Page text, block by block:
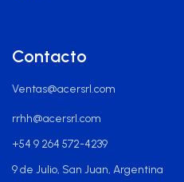
Contacto
Ventas@acersrl.com
rrhh@acersrl.com
+54 9 264 572-4239
9 de Julio, San Juan, Argentina